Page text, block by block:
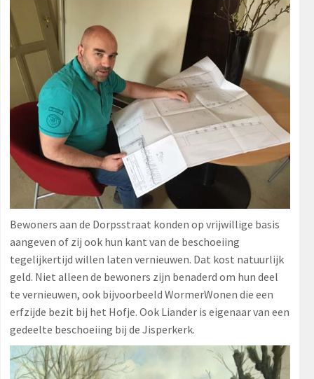
Bewoners aan de Dorpsstraat konden op vrijwillige basis
aangeven of zij ook hun kant van de beschoeiing
tegelijkertijd willen laten vernieuwen. Dat kost natuurlijk
geld. Niet alleen de bewoners zijn benaderd om hun deel
te vernieuwen, ook bijvoorbeeld WormerWonen die een
erfzijde bezit bij het Hofje. Ook Liander is eigenaar van een
gedeelte beschoeiing bij de Jisperkerk.